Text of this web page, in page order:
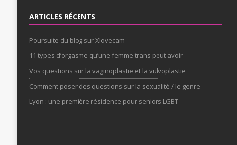
ARTICLES RÉCENTS
Poursuite du blog sur Xlovecam
11 types d’orgasme qu’une femme trans peut avoir
Vos questions sur la vaginoplastie et la vulvoplastie
Comment poser des questions sur la sexualité / le genre
Lyon : une première résidence pour seniors LGBT